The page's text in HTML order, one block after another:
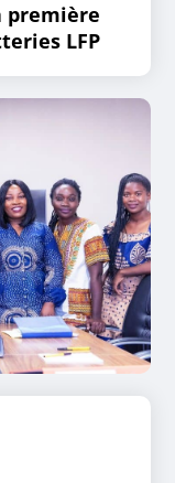
première
LFP